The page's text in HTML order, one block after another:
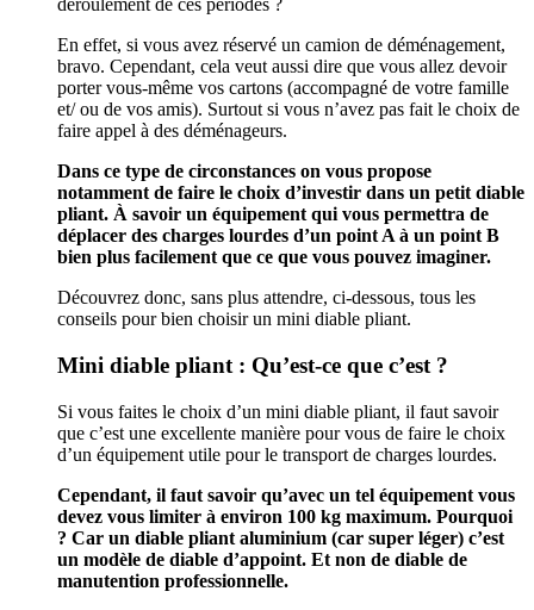
déroulement de ces périodes ?
En effet, si vous avez réservé un camion de déménagement,
bravo. Cependant, cela veut aussi dire que vous allez devoir
porter vous-même vos cartons (accompagné de votre famille
et/ ou de vos amis). Surtout si vous n’avez pas fait le choix de
faire appel à des déménageurs.
Dans ce type de circonstances on vous propose
notamment de faire le choix d’investir dans un petit diable
pliant. À savoir un équipement qui vous permettra de
déplacer des charges lourdes d’un point A à un point B
bien plus facilement que ce que vous pouvez imaginer.
Découvrez donc, sans plus attendre, ci-dessous, tous les
conseils pour bien choisir un mini diable pliant.
Mini diable pliant : Qu’est-ce que c’est ?
Si vous faites le choix d’un mini diable pliant, il faut savoir
que c’est une excellente manière pour vous de faire le choix
d’un équipement utile pour le transport de charges lourdes.
Cependant, il faut savoir qu’avec un tel équipement vous
devez vous limiter à environ 100 kg maximum. Pourquoi
? Car un diable pliant aluminium (car super léger) c’est
un modèle de diable d’appoint. Et non de diable de
manutention professionnelle.